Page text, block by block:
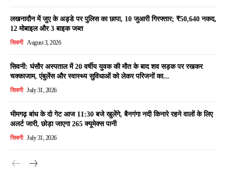
लखनादौन में जुए के अड्डे पर पुलिस का छापा, 10 जुआरी गिरफ्तार; ₹50,640 नकद,
12 मोबाइल और 3 बाइक जब्त
सिवनी August 3, 2026
सिवनी: घंसौर अस्पताल में 20 वर्षीय युवक की मौत के बाद शव सड़क पर रखकर
चक्काजाम, एंबुलेंस और स्वास्थ्य सुविधाओं को लेकर परिजनों का...
सिवनी July 31, 2026
भीमगढ़ बांध के दो गेट आज 11:30 बजे खुलेंगे, बैनगंगा नदी किनारे रहने वालों के लिए
अलर्ट जारी, छोड़ा जाएगा 265 क्यूमेक्स पानी
सिवनी July 31, 2026